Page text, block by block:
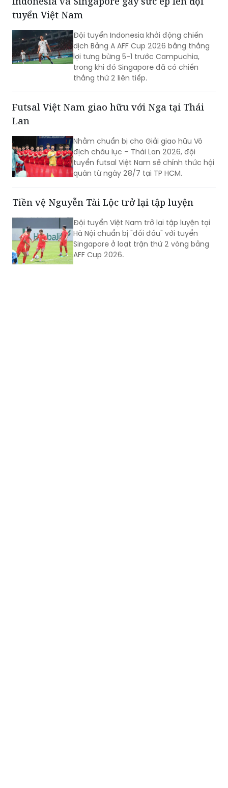
tuyển Việt Nam
Đội tuyển Indonesia khởi động chiến
dịch Bảng A AFF Cup 2026 bằng thắng
lợi tưng bừng 5-1 trước Campuchia,
trong khi đó Singapore đã có chiến
thắng thứ 2 liên tiếp.
Futsal Việt Nam giao hữu với Nga tại Thái
Lan
Nhằm chuẩn bị cho Giải giao hữu Vô
địch châu lục – Thái Lan 2026, đội
tuyển futsal Việt Nam sẽ chính thức hội
quân từ ngày 28/7 tại TP HCM.
Tiền vệ Nguyễn Tài Lộc trở lại tập luyện
Đội tuyển Việt Nam trở lại tập luyện tại
Hà Nội chuẩn bị "đối đầu" với tuyển
Singapore ở loạt trận thứ 2 vòng bảng
AFF Cup 2026.